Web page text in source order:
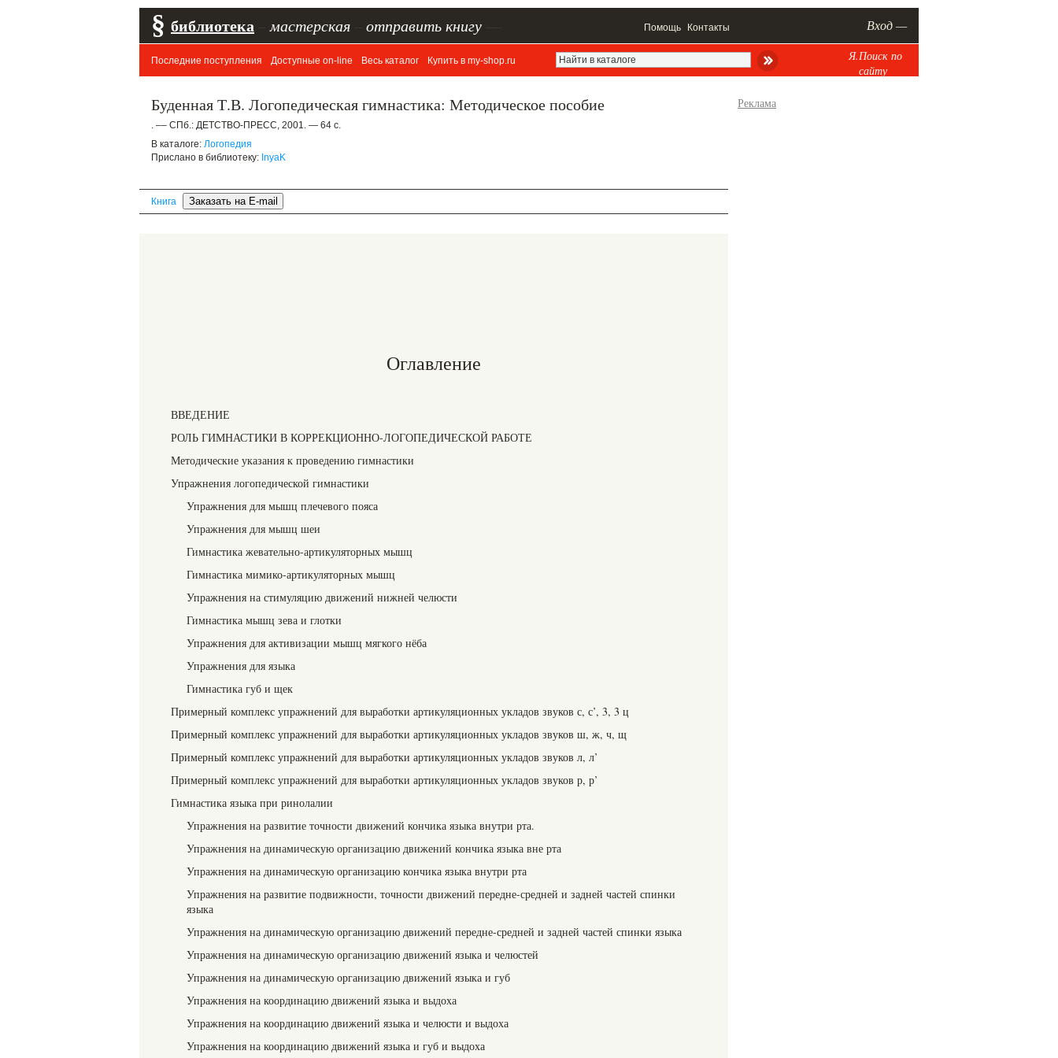
§ библиотека мастерская отправить книгу Помощь Контакты Вход —
Последние поступления Доступные on-line Весь каталог Купить в my-shop.ru
Я.Поиск по
сайту
Буденная Т.В. Логопедическая гимнастика: Методическое пособие
. –– СПб.: ДЕТСТВО-ПРЕСС, 2001. — 64 с.
В каталоге: Логопедия
Прислано в библиотеку: InyaK
Книга
Оглавление
ВВЕДЕНИЕ
РОЛЬ ГИМНАСТИКИ В КОРРЕКЦИОННО-ЛОГОПЕДИЧЕСКОЙ РАБОТЕ
Методические указания к проведению гимнастики
Упражнения логопедической гимнастики
Упражнения для мышц плечевого пояса
Упражнения для мышц шеи
Гимнастика жевательно-артикуляторных мышц
Гимнастика мимико-артикуляторных мышц
Упражнения на стимуляцию движений нижней челюсти
Гимнастика мышц зева и глотки
Упражнения для активизации мышц мягкого нёба
Упражнения для языка
Гимнастика губ и щек
Примерный комплекс упражнений для выработки артикуляционных укладов звуков с, с’, 3, 3 ц
Примерный комплекс упражнений для выработки артикуляционных укладов звуков ш, ж, ч, щ
Примерный комплекс упражнений для выработки артикуляционных укладов звуков л, л’
Примерный комплекс упражнений для выработки артикуляционных укладов звуков р, р’
Гимнастика языка при ринолалии
Упражнения на развитие точности движений кончика языка внутри рта.
Упражнения на динамическую организацию движений кончика языка вне рта
Упражнения на динамическую организацию кончика языка внутри рта
Упражнения на развитие подвижности, точности движений передне-средней и задней частей спинки
языка
Упражнения на динамическую организацию движений передне-средней и задней частей спинки языка
Упражнения на динамическую организацию движений языка и челюстей
Упражнения на динамическую организацию движений языка и губ
Упражнения на координацию движений языка и выдоха
Упражнения на координацию движений языка и челюсти и выдоха
Упражнения на координацию движений языка и губ и выдоха
Реклама